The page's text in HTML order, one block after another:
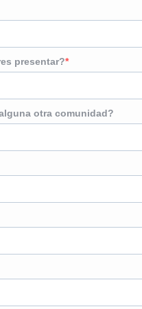
presentar?
otra comunidad?